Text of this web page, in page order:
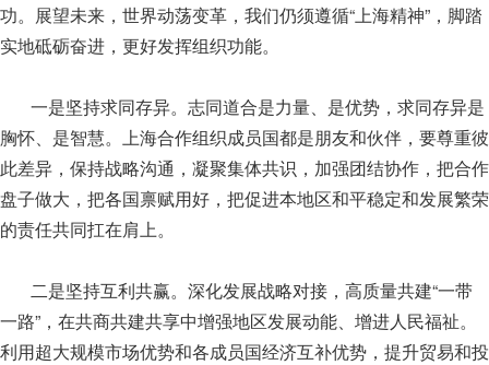
功。展望未来，世界动荡变革，我们仍须遵循“上海精神”，脚踏
实地砥砺奋进，更好发挥组织功能。
一是坚持求同存异。志同道合是力量、是优势，求同存异是
胸怀、是智慧。上海合作组织成员国都是朋友和伙伴，要尊重彼
此差异，保持战略沟通，凝聚集体共识，加强团结协作，把合作
盘子做大，把各国禀赋用好，把促进本地区和平稳定和发展繁荣
的责任共同扛在肩上。
二是坚持互利共赢。深化发展战略对接，高质量共建“一带
一路”，在共商共建共享中增强地区发展动能、增进人民福祉。
利用超大规模市场优势和各成员国经济互补优势，提升贸易和投